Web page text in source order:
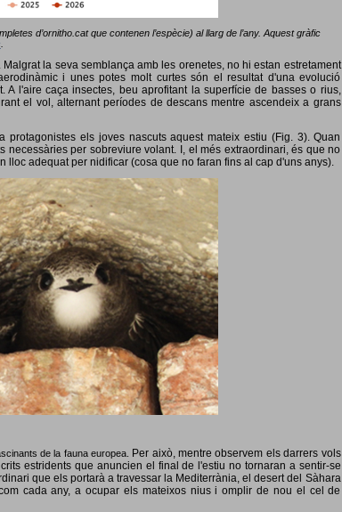
d’ornitho.cat que contenen l’espècie) al llarg de l’any. Aquest gràfic
.
la seva semblança amb les orenetes, no hi estan estretament
i unes potes molt curtes són el resultat d'una evolució
l'aire caça insectes, beu aprofitant la superfície de basses o rius,
el vol, alternant períodes de descans mentre ascendeix a grans
els joves nascuts aquest mateix estiu (Fig. 3). Quan
per sobreviure volant. I, el més extraordinari, és que no
adequat per nidificar (cosa que no faran fins al cap d'uns anys).
de la fauna europea. Per això, mentre observem els darrers vols
estridents que anuncien el final de l'estiu no tornaran a sentir-se
que els portarà a travessar la Mediterrània, el desert del Sàhara
cada any, a ocupar els mateixos nius i omplir de nou el cel de